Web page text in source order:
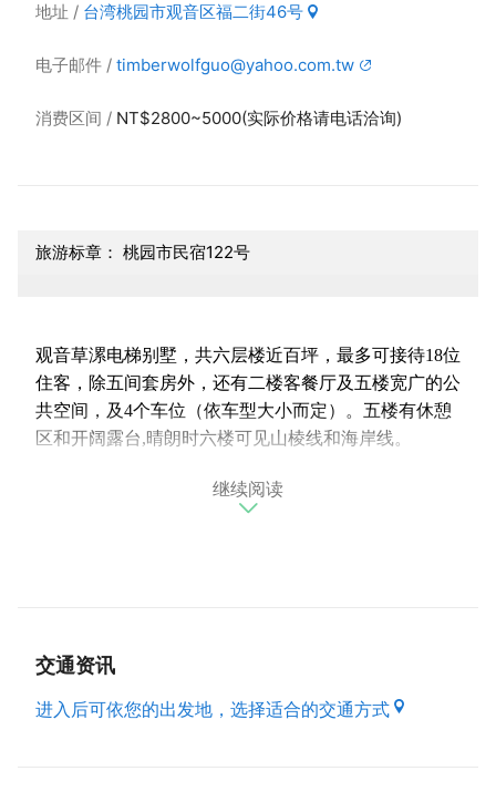
地址 台湾桃园市观音区福二街46号
电子邮件 timberwolfguo@yahoo.com.tw
消费区间 NT$2800~5000(实际价格请电话洽询)
旅游标章： 桃园市民宿122号
观音草漯电梯别墅，共六层楼近百坪，最多可接待18位
住客，除五间套房外，还有二楼客餐厅及五楼宽广的公
共空间，及4个车位（依车型大小而定）。五楼有休憩
区和开阔露台,晴朗时六楼可见山棱线和海岸线。
我们提供高速无线上网，高画质有线电视频道，大金冷
维彼此权益。
草漯隶属观音区的一里，是个小而美的地方
继续阅读
交通资讯
进入后可依您的出发地，选择适合的交通方式